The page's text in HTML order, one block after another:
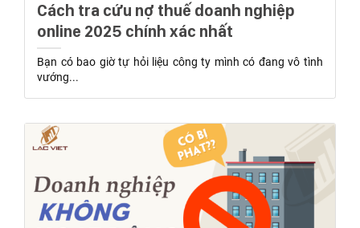
Cách tra cứu nợ thuế doanh nghiệp
online 2025 chính xác nhất
Bạn có bao giờ tự hỏi liệu công ty mình có đang vô tình
vướng...